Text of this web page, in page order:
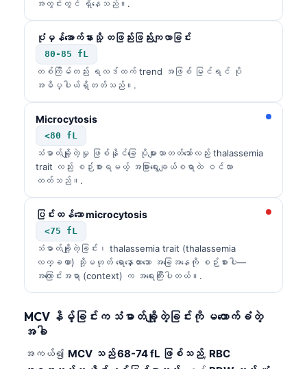
အတွင်းတွင် ရှိနေသည်။.
ပုံမှန်အောက်နားသို့ တဖြည်းဖြည်းကျလာခြင်း
80-85 fL
တစ်ကြိမ်တည်း ရလဒ်ထက် trend အဖြစ် မြင်ရင် ပို
အဓိပ္ပါယ်ရှိတတ်သည်။.
Microcytosis
<80 fL
သံဓာတ်ချို့တဲ့မှု ဖြစ်နိုင်ခြေ ပိုများလာတတ်သော်လည်း thalassemia
trait လည်း စဉ်းစားရမယ့် အခြားရွေးချယ်စရာထဲ ဝင်လာ
တတ်သည်။.
ပြင်းထန်သော microcytosis
<75 fL
သံဓာတ်ချို့တဲ့ခြင်း၊ thalassemia trait (thalassemia
လက္ခဏာ) သို့မဟုတ် ရောနှောထားသော အခြေအနေကို စဉ်းစားပါ—
အကြောင်းအရာ (context) က အရေးကြီးပါတယ်။.
MCV နိမ့်ခြင်းက သံဓာတ်ချို့တဲ့ခြင်းကို မထောက်ခံတဲ့
အခါ
အကယ်၍ MCV သည် 68-74 fL ဖြစ်သည်, RBC
Български
Nederlands
Bahasa Indonesia
Հայերեն
Íslenska
Српски језик
Svenska
Bosanski
Azərbaycan dili
Eesti
日本語
Čeština
ქართული
Lietuvių kalba